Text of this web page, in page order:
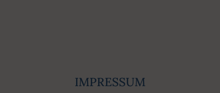
IMPRESSUM